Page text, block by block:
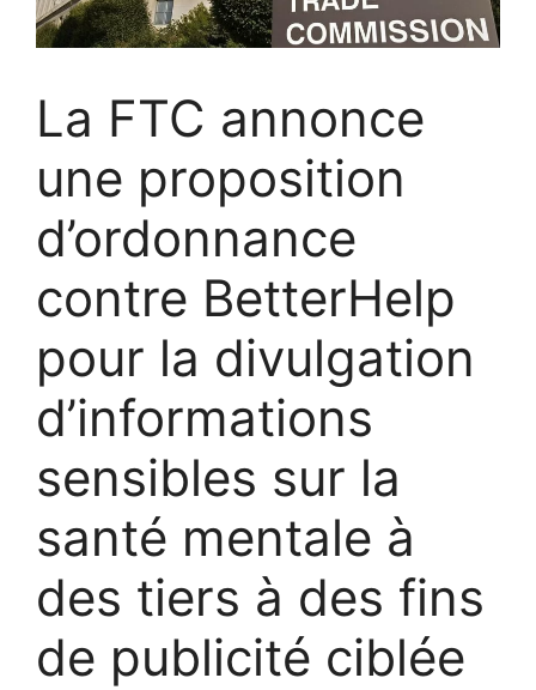
La FTC annonce
une proposition
d’ordonnance
contre BetterHelp
pour la divulgation
d’informations
sensibles sur la
santé mentale à
des tiers à des fins
de publicité ciblée